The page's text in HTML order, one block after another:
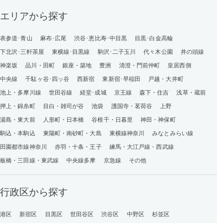
エリアから探す
表参道･青山 麻布･広尾 渋谷･恵比寿･中目黒
目黒･白金高輪
下北沢･三軒茶屋
東横線･目黒線 駒沢･二子玉川 代々木公園
井の頭線
神楽坂
品川・田町 銀座・築地 豊洲 清澄・門前仲町
皇居西側
中央線
千駄ヶ谷･四ッ谷 西新宿 東新宿･早稲田
戸越・大井町
池上・多摩川線
世田谷線 経堂･成城 京王線 森下・住吉
浅草・蔵前
押上・錦糸町
目白・雑司が谷 池袋 護国寺・茗荷谷
上野
湯島・東大前
人形町・日本橋 谷根千・日暮里
神田・神保町
駒込・本駒込
東陽町・南砂町・大島 東横線神奈川
みなとみらい線
田園都市線神奈川
赤羽・十条・王子
練馬・大江戸線・西武線
板橋・三田線・東武線
中央線多摩 京急線 その他
行政区から探す
港区 新宿区 目黒区 世田谷区 渋谷区 中野区 杉並区